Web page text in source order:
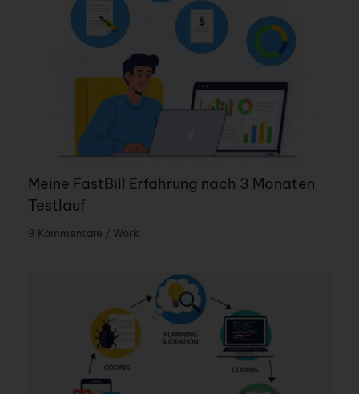
Meine FastBill Erfahrung nach 3 Monaten
Testlauf
9 Kommentare / Work